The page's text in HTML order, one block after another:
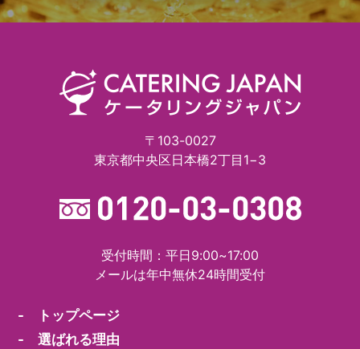
〒103-0027
東京都中央区日本橋2丁目1−3
受付時間：平日9:00~17:00
メールは年中無休24時間受付
- トップページ
- 選ばれる理由